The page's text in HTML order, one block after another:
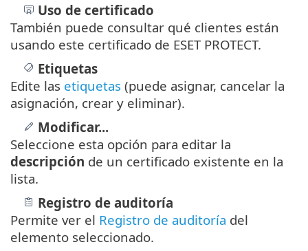
Uso de certificado
También puede consultar qué clientes están
usando este certificado de ESET PROTECT.
Etiquetas
Edite las etiquetas (puede asignar, cancelar la
asignación, crear y eliminar).
Modificar...
Seleccione esta opción para editar la
descripción de un certificado existente en la
lista.
Registro de auditoría
Permite ver el Registro de auditoría del
elemento seleccionado.